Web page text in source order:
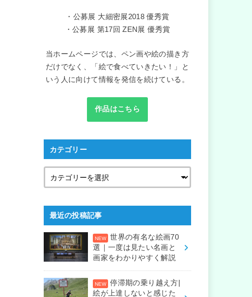
・公募展 大細密展2018 優秀賞
・公募展 第17回 ZEN展 優秀賞
当ホームページでは、ペン画や絵の描き方
だけでなく、「絵で食べていきたい！」と
いう人に向けて情報を発信を続けている。
作品はこちら
カテゴリー
最近の投稿記事
世界の有名な絵画70
選｜一度は見たい名画と
画家をわかりやすく解説
停滞期の乗り越え方|
絵が上達しないと感じた